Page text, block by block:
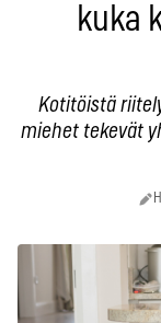
kuka
Kotitöistä
miehet tekevät